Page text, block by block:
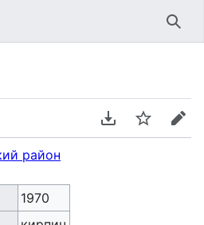
Скачать PDF
Следить
район
1970